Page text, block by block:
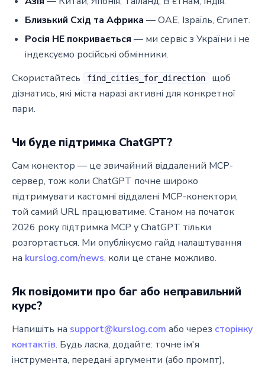
Близький Схід та Африка — ОАЕ, Ізраїль, Єгипет.
Росія НЕ покривається — ми сервіс з України і не
індексуємо російські обмінники.
Скористайтесь
find_cities_for_direction
щоб
дізнатись, які міста наразі активні для конкретної
пари.
Чи буде підтримка ChatGPT?
Сам конектор — це звичайний віддалений MCP-
сервер, тож коли ChatGPT почне широко
підтримувати кастомні віддалені MCP-конектори,
той самий URL працюватиме. Станом на початок
2026 року підтримка MCP у ChatGPT тільки
розгортається. Ми опублікуємо гайд налаштування
на kurslog.com/news, коли це стане можливо.
Як повідомити про баг або неправильний
курс?
Напишіть на support@kurslog.com або через сторінку
контактів. Будь ласка, додайте: точне ім'я
інструмента, передані аргументи (або промпт),